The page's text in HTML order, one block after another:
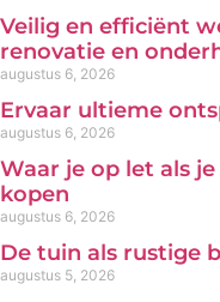
Veilig en efficiënt
renovatie en
augustus 6, 2026
Ervaar ultieme
augustus 6, 2026
Waar je op let als
kopen
augustus 6, 2026
De tuin als rustige
augustus 5, 2026